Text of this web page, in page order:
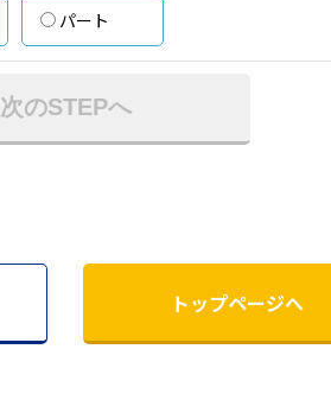
パート
次のSTEPへ
トップページへ